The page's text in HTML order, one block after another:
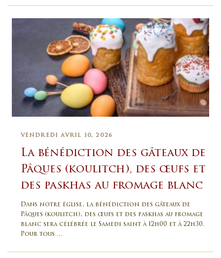
VENDREDI AVRIL 10, 2026
La bénédiction des gâteaux de
Pâques (koulitch), des œufs et
des paskhas au fromage blanc
Dans notre église, la bénédiction des gâteaux de
Pâques (koulitch), des œufs et des paskhas au fromage
blanc sera célébrée le Samedi saint à 12h00 et à 22h30.
Pour tous …